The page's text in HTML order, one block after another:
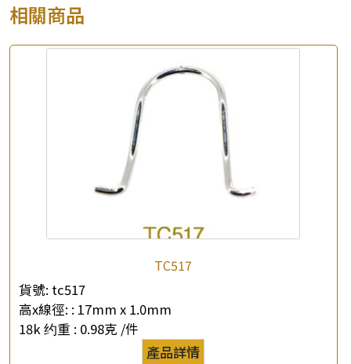
×
公司名稱
相關商品
TC517
貨號: tc517
高x線徑: : 17mm x 1.0mm
18k 约重 : 0.98克 /件
產品詳情